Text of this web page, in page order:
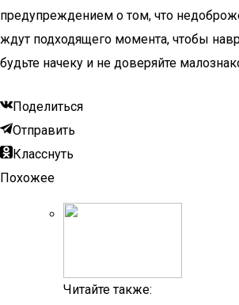
предупреждением о том, что
ждут подходящего момента, чтобы
будьте начеку и не доверяйте
Поделиться
Отправить
Класснуть
Похожее
Читайте также: